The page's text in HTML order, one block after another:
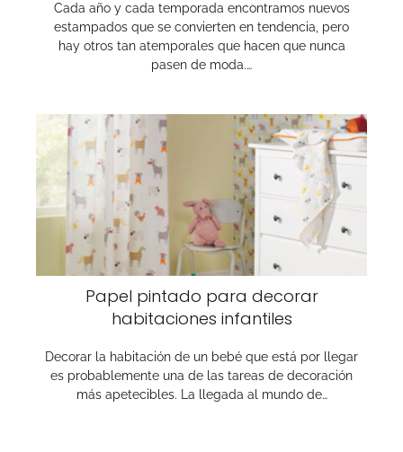
Cada año y cada temporada encontramos nuevos
estampados que se convierten en tendencia, pero
hay otros tan atemporales que hacen que nunca
pasen de moda.…
Papel pintado para decorar
habitaciones infantiles
Decorar la habitación de un bebé que está por llegar
es probablemente una de las tareas de decoración
más apetecibles. La llegada al mundo de…